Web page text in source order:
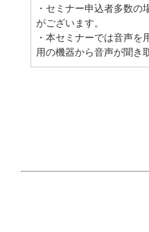
・セミナー申込者多数の
がございます。
・本セミナーでは音声を
用の機器から音声が聞き